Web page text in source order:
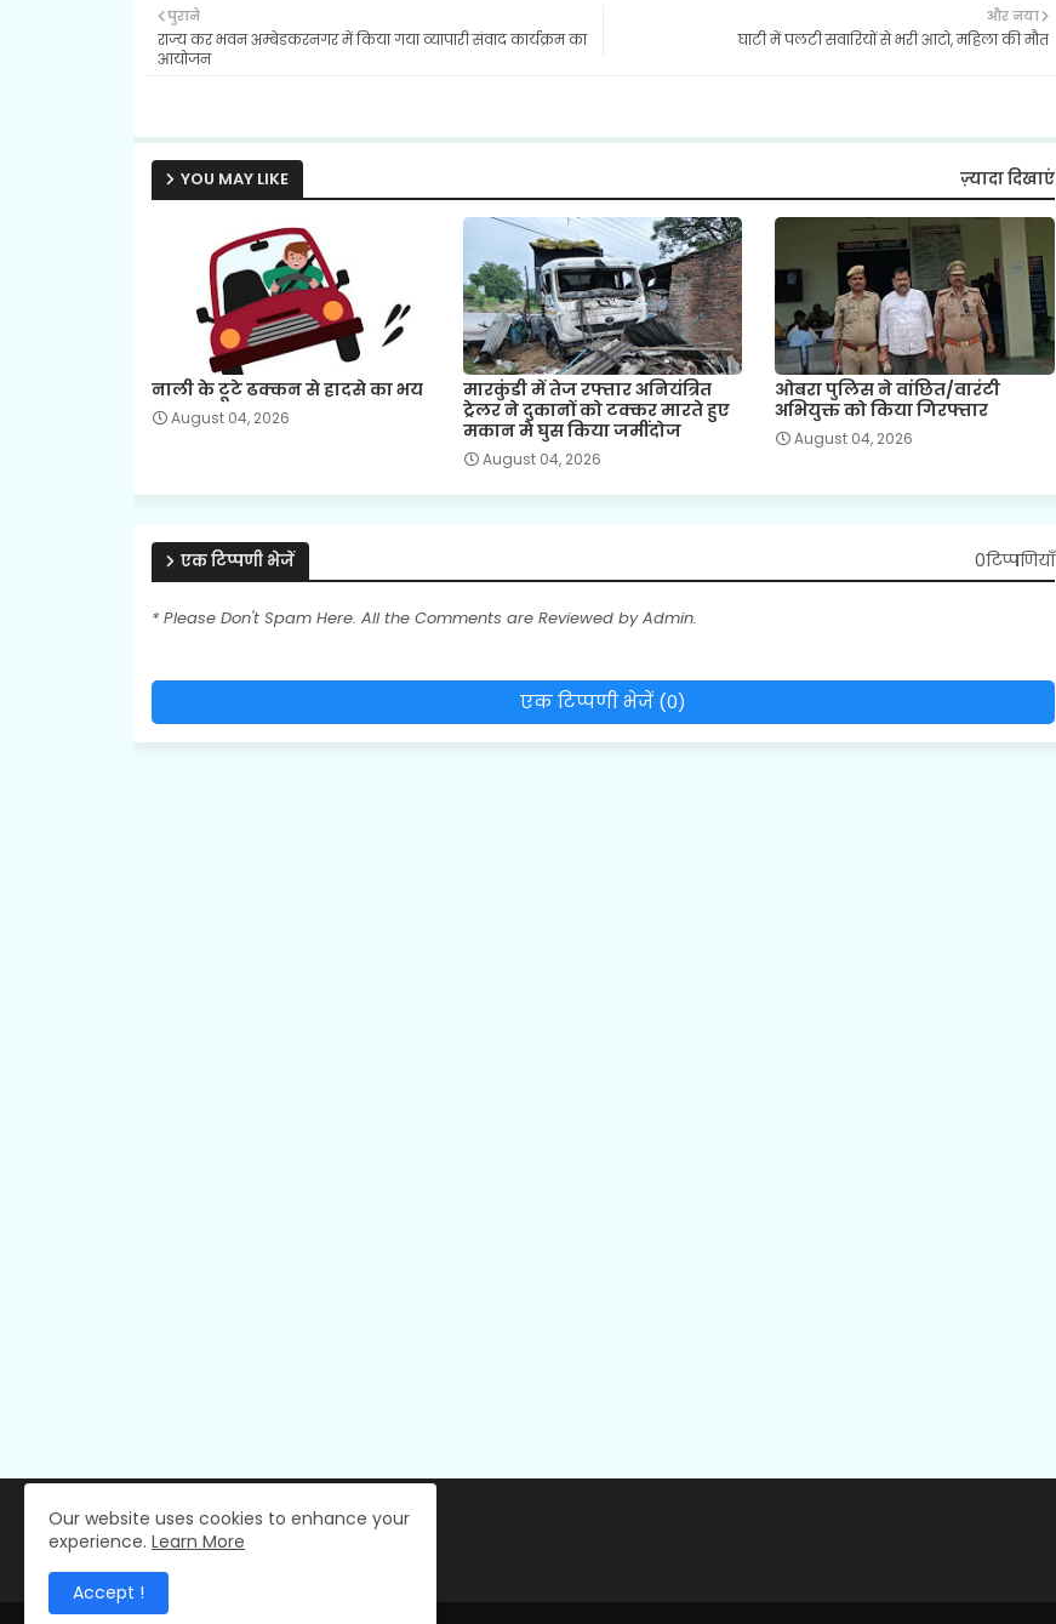
और नया
घाटी में पलटी सवारियों से भरी आटो, महिला की मौत
पुराने
राज्य कर भवन अम्बेडकरनगर में किया गया व्यापारी संवाद कार्यक्रम का
आयोजन
YOU MAY LIKE ज़्यादा दिखाएं
नाली के टूटे ढक्कन से हादसे का भय
August 04, 2026
मारकुंडी में तेज रफ्तार अनियंत्रित
ट्रेलर ने दुकानों को टक्कर मारते हुए
मकान मे घुस किया जमींदोज
August 04, 2026
ओबरा पुलिस ने वांछित/वारंटी
अभियुक्त को किया गिरफ्तार
August 04, 2026
एक टिप्पणी भेजें 0टिप्पणियाँ
* Please Don't Spam Here. All the Comments are Reviewed by Admin.
एक टिप्पणी भेजें (0)
Our website uses cookies to enhance your
experience. Learn More
Accept !